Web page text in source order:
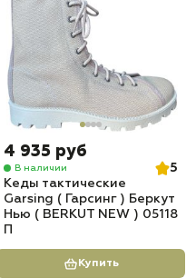
4 935 руб
В наличии
5
Кеды тактические
Garsing ( Гарсинг ) Беркут
Нью ( BERKUT NEW ) 05118
П
Купить